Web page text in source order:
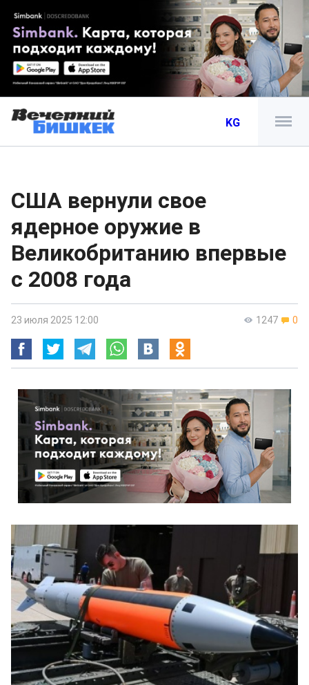
KG
CША вернули свое
ядерное оружие в
Великобританию впервые
с 2008 года
1247 0
23 июля 2025 12:00